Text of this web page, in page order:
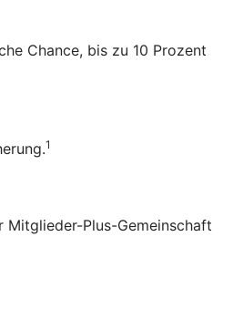
Chance, bis zu 10 Prozent
1
Mitglieder-Plus-Gemeinschaft